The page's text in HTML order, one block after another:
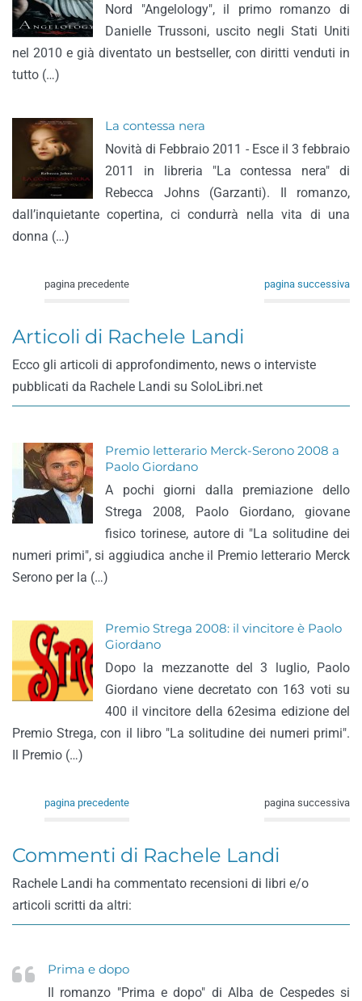
Nord "Angelology", il primo romanzo di
Danielle Trussoni, uscito negli Stati Uniti
nel 2010 e già diventato un bestseller, con diritti venduti in
tutto (…)
La contessa nera
Novità di Febbraio 2011 - Esce il 3 febbraio
2011 in libreria "La contessa nera" di
Rebecca Johns (Garzanti). Il romanzo,
dall’inquietante copertina, ci condurrà nella vita di una
donna (…)
pagina precedente pagina successiva
Articoli di Rachele Landi
Ecco gli articoli di approfondimento, news o interviste
pubblicati da Rachele Landi su SoloLibri.net
Premio letterario Merck-Serono 2008 a
Paolo Giordano
A pochi giorni dalla premiazione dello
Strega 2008, Paolo Giordano, giovane
fisico torinese, autore di "La solitudine dei
numeri primi", si aggiudica anche il Premio letterario Merck
Serono per la (…)
Premio Strega 2008: il vincitore è Paolo
Giordano
Dopo la mezzanotte del 3 luglio, Paolo
Giordano viene decretato con 163 voti su
400 il vincitore della 62esima edizione del
Premio Strega, con il libro "La solitudine dei numeri primi".
Il Premio (…)
pagina precedente pagina successiva
Commenti di Rachele Landi
Rachele Landi ha commentato recensioni di libri e/o
articoli scritti da altri:
Prima e dopo
Il romanzo "Prima e dopo" di Alba de Cespedes si